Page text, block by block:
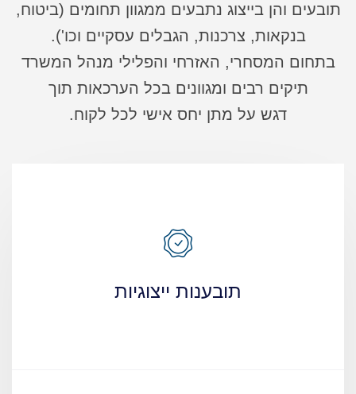
תובעים והן בייצוג נתבעים ממגוון תחומים (ביטוח,
בנקאות, צרכנות, הגבלים עסקיים וכו').
בתחום המסחרי, האזרחי והפלילי מנהל המשרד
תיקים רבים ומגוונים בכל הערכאות תוך
דגש על מתן יחס אישי לכל לקוח.
תובענות ייצוגיות